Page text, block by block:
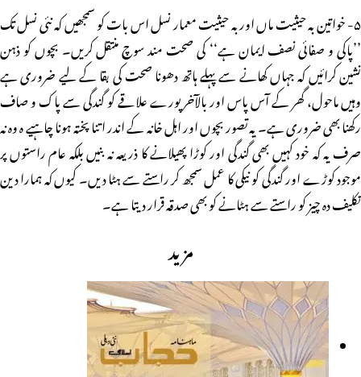
۵- خواتین بہ حیثیت ماں اور بہ حیثیت معمار نسل اس بات کو سمجھیں کہ نئی نسل تک
’’پاکی و صفائی نصف ایمان ہے‘‘ کی صحت مند سوچ منتقل کریں۔ بچوں کو ذہن
نشین کرائیں کہ جہاں کھانے سے پہلے ہاتھ دھونا صحت کی بقا کے لیے ضروری ہے
وہیں ماحول، گھر کے آس پاس اور بالآخر پورے علاقے کو گندگی سے پاک و صاف
رکھنا بھی ضروری ہے۔ یہ تصور بچوں اور اہل خانہ کے اندر اتنا پختہ ہونا چاہیے ہ وہ نہ
صرف یہ کہ خود کہیں بھی گندگی اور کوڑا پھیلانے کا ذریعہ نہ بنیں بلکہ عام راستوں پر
موجود کوڑے اور گندگی کو نیکی کا عمل سمجھ کر راستے سے ہٹا دیں۔ کیوں کہ ہمارا دین
تکلیف دہ چیز کو راستے سے ہٹانے کو بھی صدقہ قرار دیتا ہے۔
مزید